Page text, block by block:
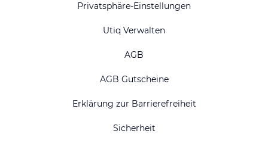
Privatsphäre-Einstellungen
Utiq Verwalten
AGB
AGB Gutscheine
Erklärung zur Barrierefreiheit
Sicherheit